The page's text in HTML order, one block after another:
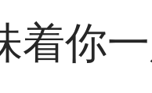
着你